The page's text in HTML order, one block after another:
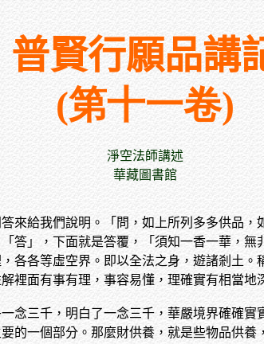
普賢行願品講
(第十一卷)
淨空法師講述
華藏圖書館
來給我們說明。「問，如上所列多多供品
答」，下面就是答覆，「須知一香一華，
各各等虛空界。即以全法之身，遊諸剎土
裡面有事有理，事容易懂，理確實有相當地
念三千，明白了一念三千，華嚴境界確確
的一個部分。那麼財供養，就是些物品供